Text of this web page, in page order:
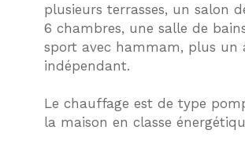
plusieurs terrasses, un salon
6 chambres, une salle de
sport avec hammam, plus un
indépendant.
Le chauffage est de type
la maison en classe